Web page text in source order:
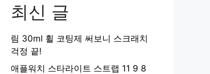
최신 글
림 30ml 휠 코팅제 써보니 스크래치
걱정 끝!
애플워치 스타라이트 스트랩 11 9 8